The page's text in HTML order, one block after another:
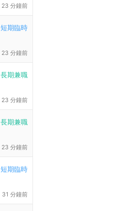
23 分鐘前
短期臨時
23 分鐘前
長期兼職
23 分鐘前
長期兼職
23 分鐘前
短期臨時
31 分鐘前